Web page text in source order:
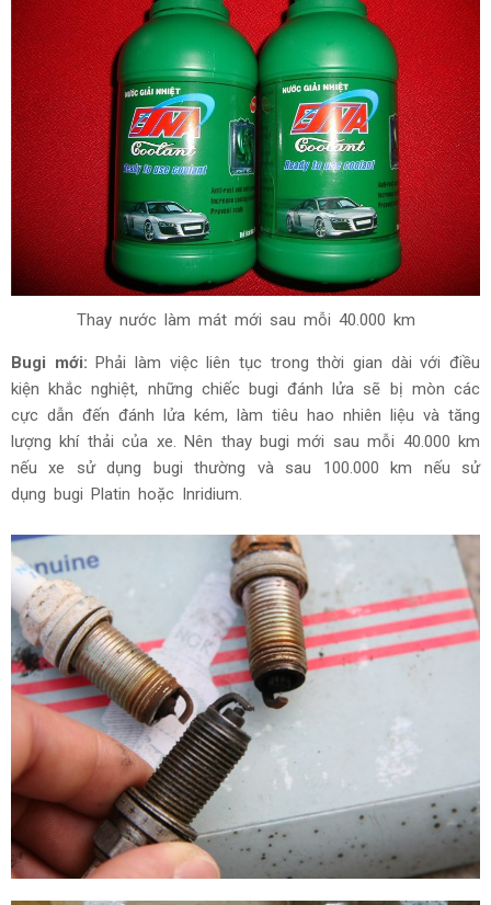
Thay nước làm mát mới sau mỗi 40.000 km
Bugi mới: Phải làm việc liên tục trong thời gian dài với điều
kiện khắc nghiệt, những chiếc bugi đánh lửa sẽ bị mòn các
cực dẫn đến đánh lửa kém, làm tiêu hao nhiên liệu và tăng
lượng khí thải của xe. Nên thay bugi mới sau mỗi 40.000 km
nếu xe sử dụng bugi thường và sau 100.000 km nếu sử
dụng bugi Platin hoặc Inridium.